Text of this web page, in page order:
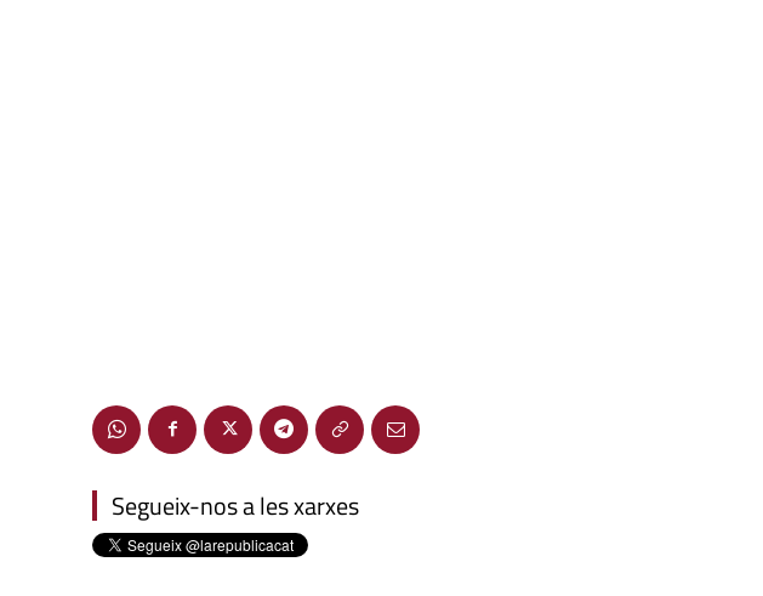
Segueix-nos a les xarxes